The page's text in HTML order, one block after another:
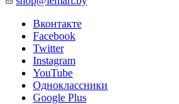
Вконтакте
Facebook
Twitter
Instagram
YouTube
Одноклассники
Google Plus